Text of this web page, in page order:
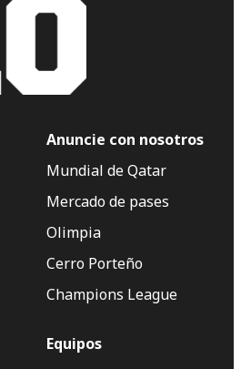
Anuncie con nosotros
Mundial de Qatar
Mercado de pases
Olimpia
Cerro Porteño
Champions League
Equipos